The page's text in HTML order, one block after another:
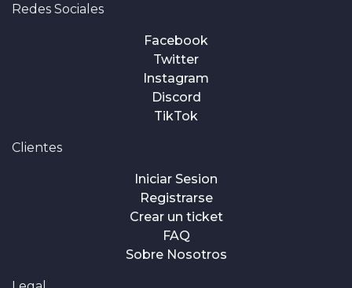
Redes Sociales
Facebook
Twitter
Instagram
Discord
TikTok
Clientes
Iniciar Sesion
Registrarse
Crear un ticket
FAQ
Sobre Nosotros